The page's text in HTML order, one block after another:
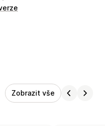
Zobrazit vše